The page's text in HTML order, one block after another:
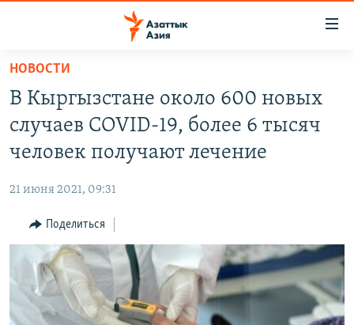
Вернуться
основному
содержанию
Вернутся
главной
Вернутся
поиску
КАЗАХСТАН
ТАДЖИКИСТАН
НОВОСТИ
ВОЙНА В УКРАИНЕ
КЫРГЫЗЧА
ЎЗБЕКЧА
ТОҶИКӢ
TÜRKMENÇE
Все сайты РСЕ/РС
НОВОСТИ
В Кыргызстане около 600 новых
случаев COVID-19, более 6 тысяч
человек получают лечение
21 июня 2021, 09:31
Поделиться